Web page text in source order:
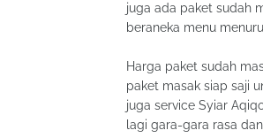
juga ada paket sudah
beraneka menu
Harga paket sudah
paket masak siap saji
juga service Syiar
lagi gara-gara rasa